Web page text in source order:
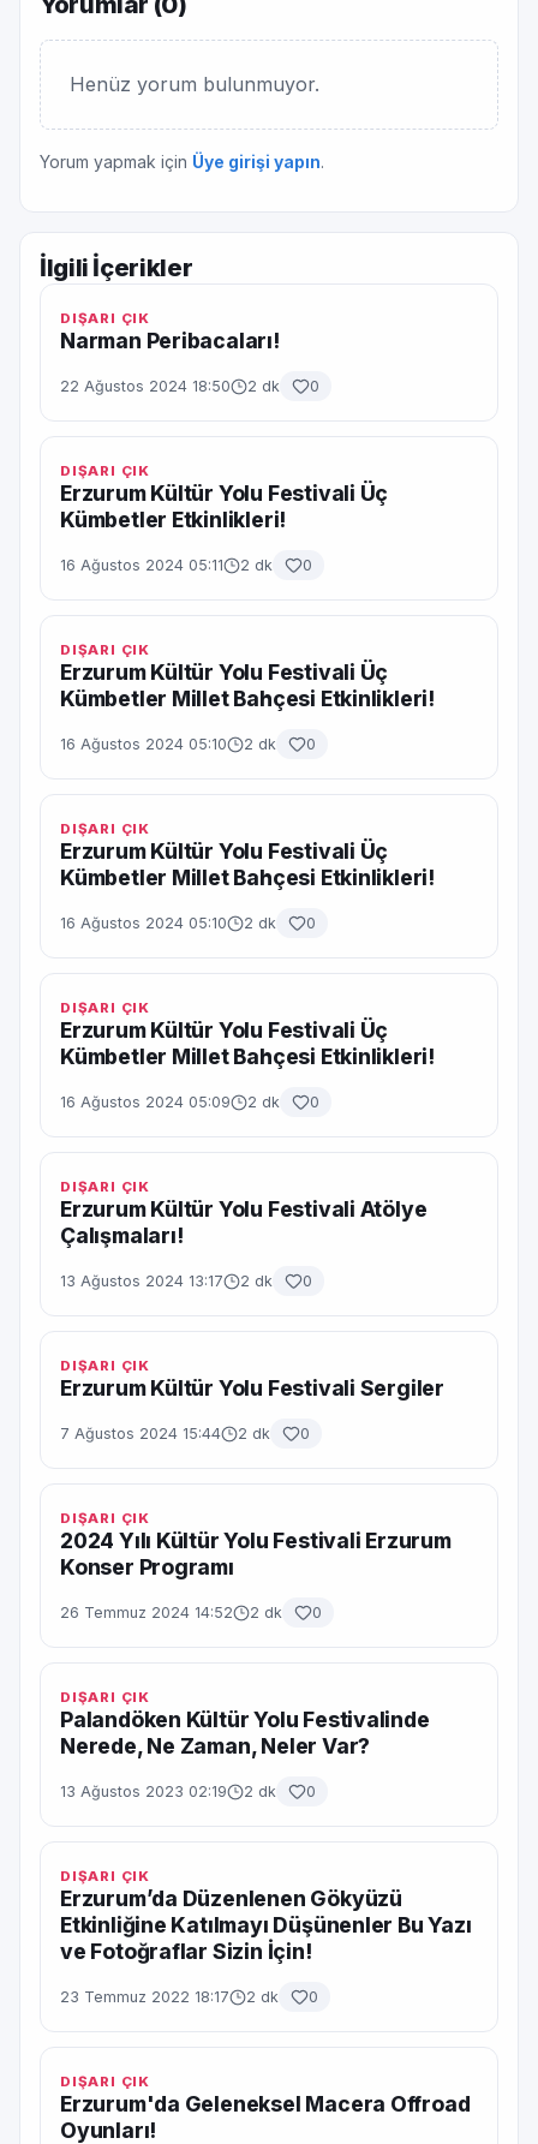
Henüz yorum bulunmuyor.
Yorum yapmak için Üye girişi yapın.
İlgili İçerikler
DIŞARI ÇIK
Narman Peribacaları!
22 Ağustos 2024 18:50 2 dk 0
DIŞARI ÇIK
Erzurum Kültür Yolu Festivali Üç
Kümbetler Etkinlikleri!
16 Ağustos 2024 05:11 2 dk 0
DIŞARI ÇIK
Erzurum Kültür Yolu Festivali Üç
Kümbetler Millet Bahçesi Etkinlikleri!
16 Ağustos 2024 05:10 2 dk 0
DIŞARI ÇIK
Erzurum Kültür Yolu Festivali Üç
Kümbetler Millet Bahçesi Etkinlikleri!
16 Ağustos 2024 05:10 2 dk 0
DIŞARI ÇIK
Erzurum Kültür Yolu Festivali Üç
Kümbetler Millet Bahçesi Etkinlikleri!
16 Ağustos 2024 05:09 2 dk 0
DIŞARI ÇIK
Erzurum Kültür Yolu Festivali Atölye
Çalışmaları!
13 Ağustos 2024 13:17 2 dk 0
DIŞARI ÇIK
Erzurum Kültür Yolu Festivali Sergiler
7 Ağustos 2024 15:44 2 dk 0
DIŞARI ÇIK
2024 Yılı Kültür Yolu Festivali Erzurum
Konser Programı
26 Temmuz 2024 14:52 2 dk 0
DIŞARI ÇIK
Palandöken Kültür Yolu Festivalinde
Nerede, Ne Zaman, Neler Var?
13 Ağustos 2023 02:19 2 dk 0
DIŞARI ÇIK
Erzurum’da Düzenlenen Gökyüzü
Etkinliğine Katılmayı Düşünenler Bu Yazı
ve Fotoğraflar Sizin İçin!
23 Temmuz 2022 18:17 2 dk 0
DIŞARI ÇIK
Erzurum'da Geleneksel Macera Offroad
Oyunları!